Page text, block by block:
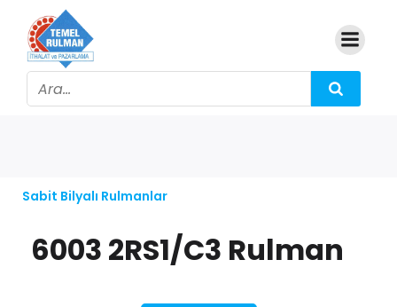
Sabit Bilyalı Rulmanlar
6003 2RS1/C3 Rulman